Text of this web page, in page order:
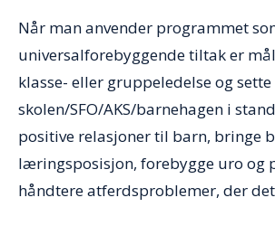
Når man anvender programmet
universalforebyggende tiltak er
klasse- eller gruppeledelse og
skolen/SFO/AKS/barnehagen i
positive relasjoner til barn, bringe
læringsposisjon, forebygge uro og
håndtere atferdsproblemer, der